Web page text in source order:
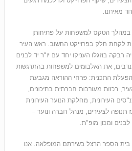
מאיתנו.
במהלך הטקס למשפחות על פתיחותן
לקחת חלק בפרוייקט החשוב. ראש העיר
רבקה בוזגלו העניקו יחד עם יו"ר יד לבנים
את האלבומים למשפחות בהתרגשות
התכנית: פרחי ההוראה מגבעת
רכזות מעורבות חברתית בתיכונים,
העירונית, מחלקת הנוער העירונית
תנופה לצעירים, מנהל חברה ונוער –
ומכון מופ"ת.
בית הספר הרצל בשירתם המופלאה. אנו